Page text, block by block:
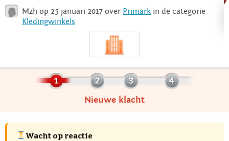
Mzh op 25 januari 2017 over Primark in de categorie
Kledingwinkels
Nieuwe klacht
Wacht op reactie